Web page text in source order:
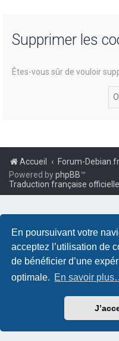
En poursuivant votre
acceptez l’utilisation de
de bénéficier d’une
optimale. En savoir
Supprimer les
Êtes-vous sûr de vouloir
Accueil Forum-Debian.fr
Powered byphpBB™
Traduction française officielle